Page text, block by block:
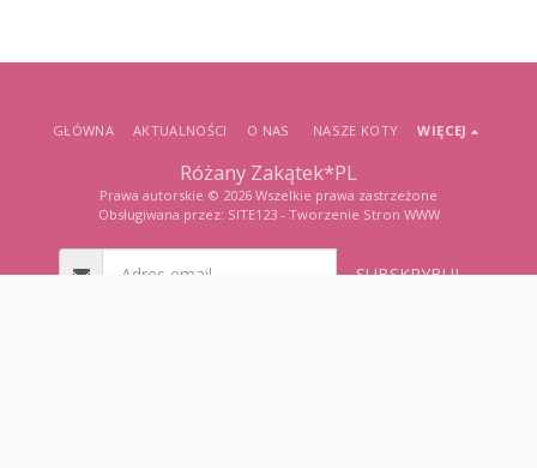
Różany Zakątek*PL
Prawa autorskie © 2026 Wszelkie prawa zastrzeżone
Obsługiwana przez: SITE123- Tworzenie Stron WWW
GŁÓWNA AKTUALNOŚCI O NAS NASZE KOTY WIĘCEJ
SUBSKRYBUJ